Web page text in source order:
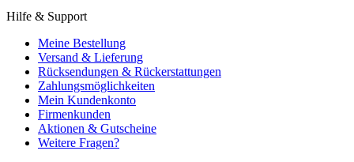
Hilfe & Support
Meine Bestellung
Versand & Lieferung
Rücksendungen & Rückerstattungen
Zahlungsmöglichkeiten
Mein Kundenkonto
Firmenkunden
Aktionen & Gutscheine
Weitere Fragen?